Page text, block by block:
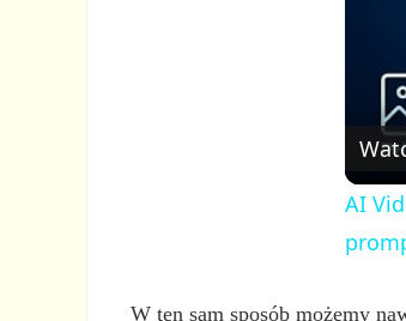
AI
W ten sam sposób możemy